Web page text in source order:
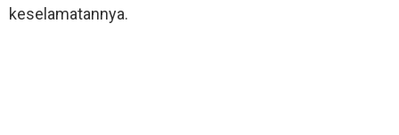
keselamatannya.